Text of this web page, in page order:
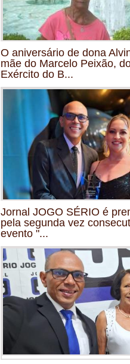
O aniversário de dona
mãe do Marcelo Peixão,
Exército do B...
Jornal JOGO SÉRIO é
pela segunda vez
evento "...